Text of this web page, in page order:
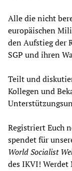
Alle die nicht
europäischen
den Aufstieg der
SGP und ihren
Teilt und
Kollegen und
Registriert Euch
spendet für
World Socialist
des IKVI! Werdet